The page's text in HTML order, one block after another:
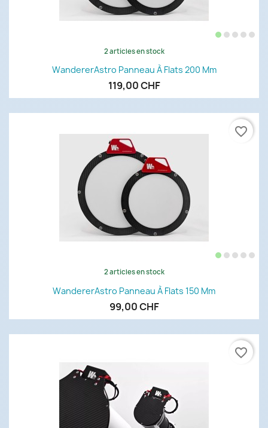
2 articles en stock
WandererAstro Panneau À Flats 200 Mm
119,00 CHF
2 articles en stock
WandererAstro Panneau À Flats 150 Mm
99,00 CHF
favorite_border
favorite_border